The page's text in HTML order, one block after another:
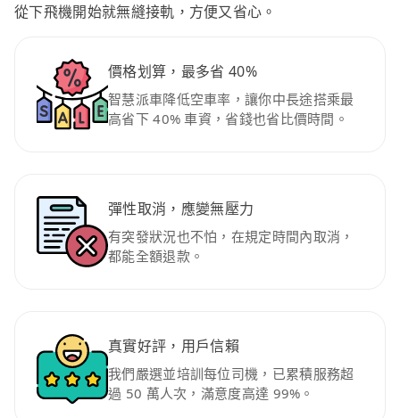
從下飛機開始就無縫接軌，方便又省心。
價格划算，最多省 40%
智慧派車降低空車率，讓你中長途搭乘最
高省下 40% 車資，省錢也省比價時間。
彈性取消，應變無壓力
有突發狀況也不怕，在規定時間內取消，
都能全額退款。
真實好評，用戶信賴
我們嚴選並培訓每位司機，已累積服務超
過 50 萬人次，滿意度高達 99%。